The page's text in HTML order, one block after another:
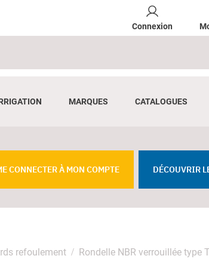
Connexion
MARQUES CATALOGUES
CONNECTER À MON COMPTE DÉCOUVRIR
refoulement Rondelle NBR verrouillée type